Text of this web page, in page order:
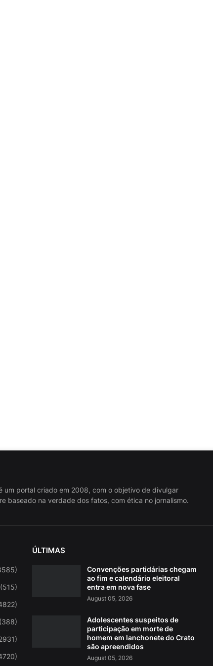
um portal criado em 2008, com o objetivo de divulgar
baseado na verdade dos fatos, com ética no jornalismo.
(515)
(388)
ÚLTIMAS
Convenções partidárias chegam
ao fim e calendário eleitoral
entra em nova fase
August 05, 2026
Adolescentes suspeitos de
participação em morte de
homem em lanchonete do Crato
são apreendidos
August 05, 2026